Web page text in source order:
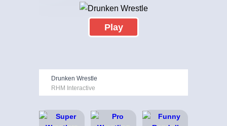
Play
Drunken Wrestle
RHM Interactive